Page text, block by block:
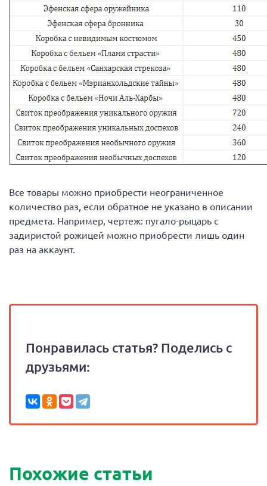
Все товары можно приобрести неограниченное
количество раз, если обратное не указано в описании
предмета. Например, чертеж: пугало-рыцарь с
задиристой рожицей можно приобрести лишь один
раз на аккаунт.
Понравилась статья? Поделись с
друзьями:
Похожие статьи